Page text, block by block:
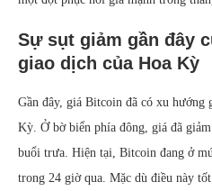
Sự sụt giảm gần đây
giao dịch của Hoa Kỳ
Gần đây, giá Bitcoin đã có xu hướng
Kỳ. Ở bờ biển phía đông, giá đã
buổi trưa. Hiện tại, Bitcoin đang ở
trong 24 giờ qua. Mặc dù điều này